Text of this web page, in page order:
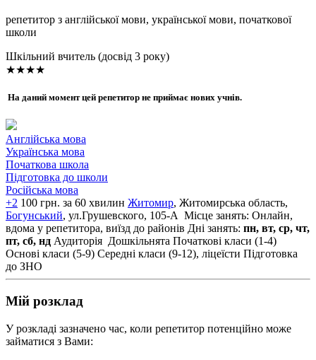
репетитор з англійської мови, української мови, початкової
школи
Шкільний вчитель (досвід 3 року)
★★★★
На даний момент цей репетитор не приймає нових учнів.
Англійська мова
Українська мова
Початкова школа
Підготовка до школи
Російська мова
+2 100 грн. за 60 хвилин Житомир, Житомирська область,
Богунський, ул.Грушевского, 105-А Місце занять: Онлайн,
вдома у репетитора, виїзд до районів Дні занять: пн, вт, ср, чт,
пт, сб, нд Аудиторія Дошкільнята Початкові класи (1-4)
Основі класи (5-9) Середні класи (9-12), ліцеїсти Підготовка
до ЗНО
Мій розклад
У розкладі зазначено час, коли репетитор потенційно може
займатися з Вами: